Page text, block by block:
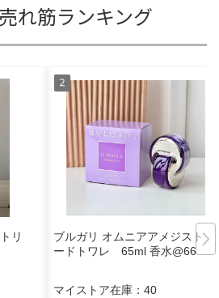
れ筋ランキング
リ
ブルガリ オムニアアメジスト オ
ードトワレ 65ml 香水@66
マイストア在庫： 40